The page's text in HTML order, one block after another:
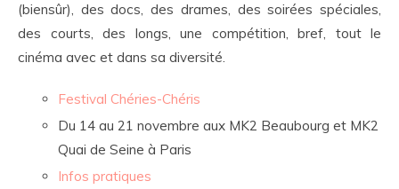
(biensûr), des docs, des drames, des soirées spéciales,
des courts, des longs, une compétition, bref, tout le
cinéma avec et dans sa diversité.
Festival Chéries-Chéris
Du 14 au 21 novembre aux MK2 Beaubourg et MK2
Quai de Seine à Paris
Infos pratiques